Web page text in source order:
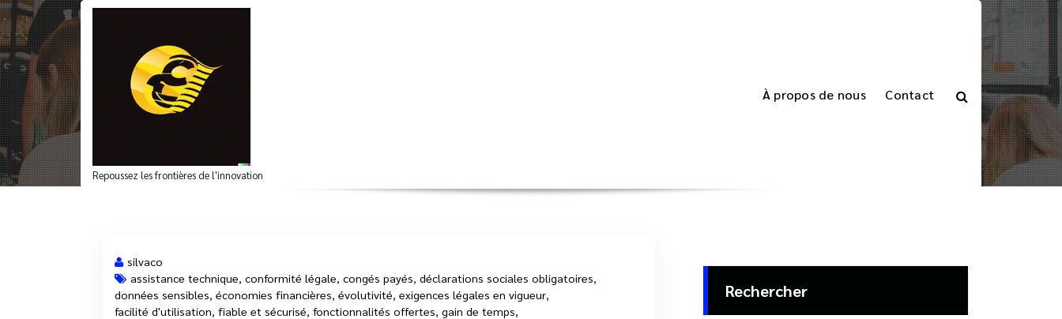
Aller
au
contenu
Repoussez les frontières de l'innovation
À propos de nous Contact
Optimisez Votre Gestion de Paie avec un Logiciel Gratuit
15 Fév, 2025
silvaco
assistance technique, conformité légale, congés payés, déclarations sociales obligatoires,
données sensibles, économies financières, évolutivité, exigences légales en vigueur,
facilité d'utilisation, fiable et sécurisé, fonctionnalités offertes, gain de temps,
Rechercher